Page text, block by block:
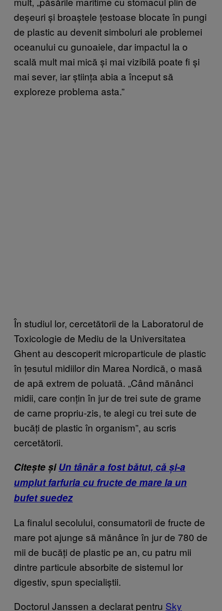
deșeuri și broaștele țestoase blocate în pungi
de plastic au devenit simboluri ale problemei
oceanului cu gunoaiele, dar impactul la o
scală mult mai mică și mai vizibilă poate fi și
mai sever, iar știința abia a început să
exploreze problema asta.”
În studiul lor, cercetătorii de la Laboratorul de
Toxicologie de Mediu de la Universitatea
Ghent au descoperit microparticule de plastic
în țesutul midiilor din Marea Nordică, o masă
de apă extrem de poluată. „Când mănânci
midii, care conțin în jur de trei sute de grame
de carne propriu-zis, te alegi cu trei sute de
bucăți de plastic în organism”, au scris
cercetătorii.
Citește șiUn tânăr a fost bătut, că și-a
umplut farfuria cu fructe de mare la un
bufet suedez
La finalul secolului, consumatorii de fructe de
mare pot ajunge să mănânce în jur de 780 de
mii de bucăți de plastic pe an, cu patru mii
dintre particule absorbite de sistemul lor
digestiv, spun specialiștii.
Doctorul Janssen a declarat pentru Sky